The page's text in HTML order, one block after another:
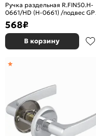
Ручка раздельная R.FIN50.H-
0661/HD (H-0661) /подвес GP
золото
568₽
В корзину